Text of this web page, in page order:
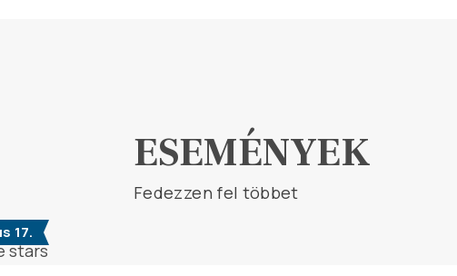
ESEMÉNYEK
Fedezzen fel többet
17.